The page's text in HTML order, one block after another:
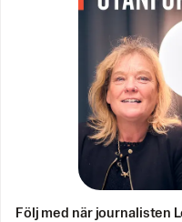
Följ med när journalisten